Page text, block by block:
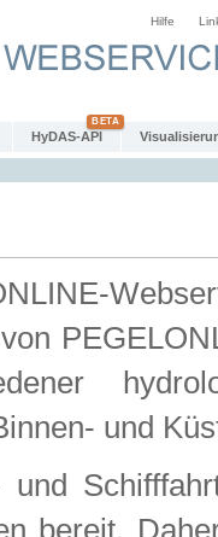
Hilfe
HyDAS-API
und
und
bereit.